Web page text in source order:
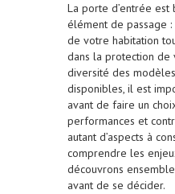
La porte d’entrée est
élément de passage
de votre habitation
dans la protection de
diversité des
disponibles, il est
avant de faire un
performances et
autant d’aspects à
comprendre les
découvrons
avant de se décider.